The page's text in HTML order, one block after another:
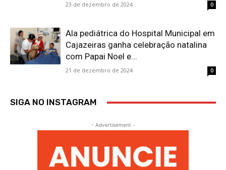
23 de dezembro de 2024 0
Ala pediátrica do Hospital Municipal em
Cajazeiras ganha celebração natalina
com Papai Noel e...
21 de dezembro de 2024 0
SIGA NO INSTAGRAM
- Advertisement -